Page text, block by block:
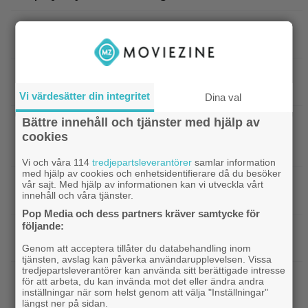
HBO Max
bästa roll i ”fullkomligt lysande” drama från 2013
vem som är mördaren i ”Beck” nummer 20
Christopher Nolan|På tv ikväll: En av Nolans
bästa filmer fyller 20 – gick nästan till en annan
TV-spel |På tv ikväll: Edward Norton gjorde sin
hyllade filmdebut i denna skarpa thriller
Fantasy|
försenas – släpps 2027
Netflix|Nu på Netflix: Tidlös krigsklassiker från
1961 fick fullpott
Vi värdesätter din integritet Dina val
Bättre innehåll och tjänster med hjälp av
cookies
Vi och våra 114tredjepartsleverantörer samlar information
med hjälp av cookies och enhetsidentifierare då du besöker
vår sajt. Med hjälp av informationen kan vi utveckla vårt
innehåll och våra tjänster.
Pop Media och dess partners kräver samtycke för
följande:
Genom att acceptera tillåter du databehandling inom
tjänsten, avslag kan påverka användarupplevelsen. Vissa
tredjepartsleverantörer kan använda sitt berättigade intresse
för att arbeta, du kan invända mot det eller ändra andra
inställningar när som helst genom att välja "Inställningar"
längst ner på sidan.